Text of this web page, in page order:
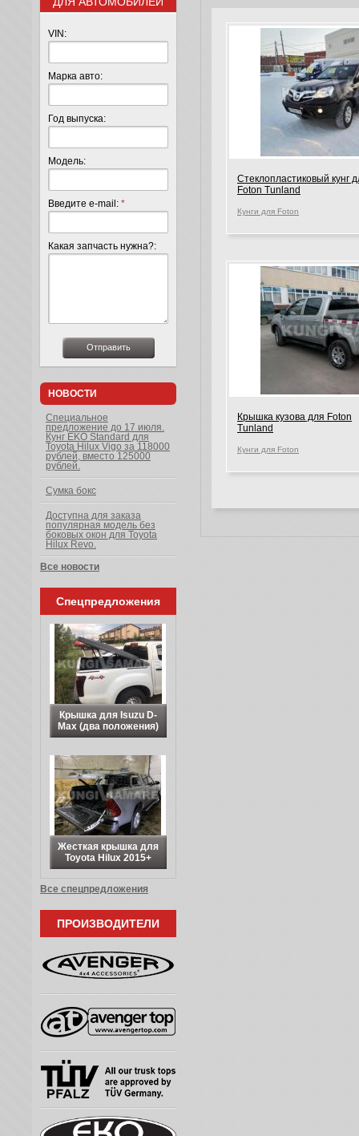
Стеклопластиковый кунг
Foton Tunland
Кунги для Foton
Крышка кузова для Foton
Tunland
Кунги для Foton
VIN:
Марка авто:
Год выпуска:
Модель:
Введите e-mail: *
Какая запчасть нужна?:
НОВОСТИ
Специальное
предложение до 17 июля.
Кунг EKO Standard для
Toyota Hilux Vigo за 118000
рублей, вместо 125000
рублей.
Сумка бокс
Доступна для заказа
популярная модель без
боковых окон для Toyota
Hilux Revo.
Все новости
Спецпредложения
Крышка для Isuzu D-
Max (два положения)
Жесткая крышка для
Toyota Hilux 2015+
Все спецпредложения
ПРОИЗВОДИТЕЛИ